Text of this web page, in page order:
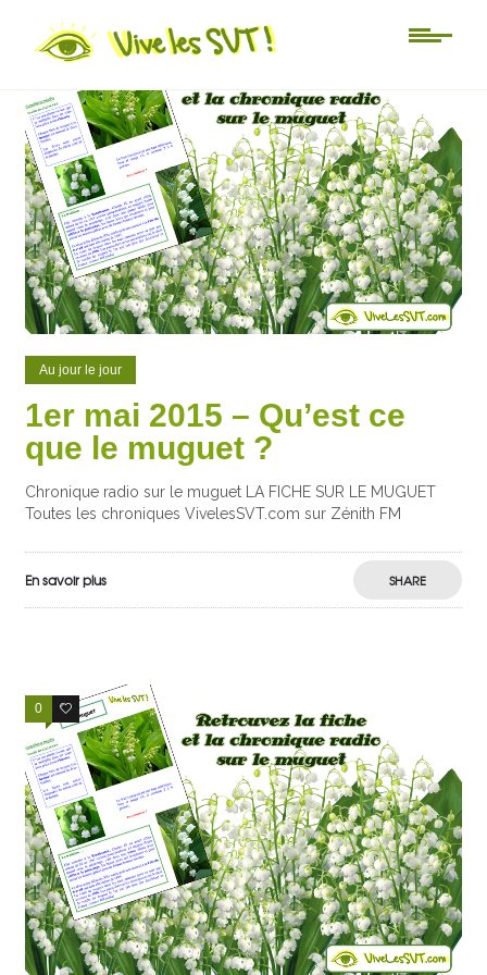
Au jour le jour
1er mai 2015 – Qu’est ce
que le muguet ?
Chronique radio sur le muguet LA FICHE SUR LE MUGUET
Toutes les chroniques VivelesSVT.com sur Zénith FM
En savoir plus SHARE
0 0